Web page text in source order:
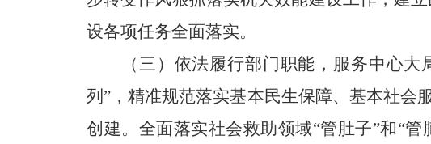
设各项任务全面落实。
（三）依法履行部门职能，服务中心大
列”，精准规范落实基本民生保障、基本社会
创建。全面落实社会救助领域“管肚子”和“